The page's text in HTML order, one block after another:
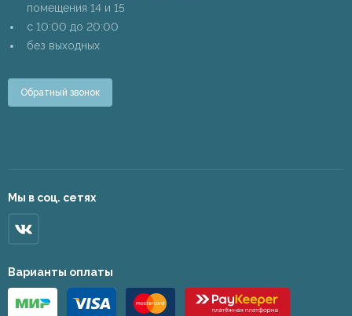
помещения 14 и 15
c 10:00 до 20:00
без выходных
Обратный звонок
Мы в соц. сетях
Варианты оплаты